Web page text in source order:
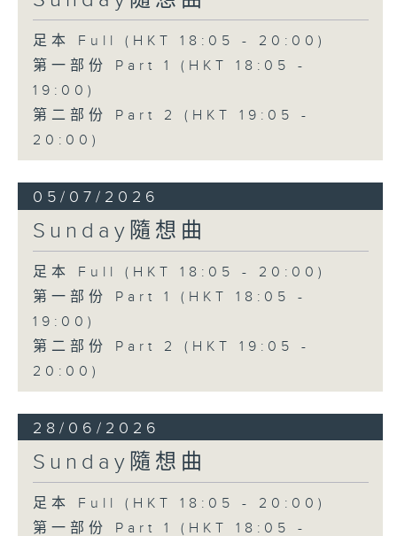
足本 Full (HKT 18:05 - 20:00)
第一部份 Part 1 (HKT 18:05 -
19:00)
第二部份 Part 2 (HKT 19:05 -
20:00)
05/07/2026
Sunday隨想曲
足本 Full (HKT 18:05 - 20:00)
第一部份 Part 1 (HKT 18:05 -
19:00)
第二部份 Part 2 (HKT 19:05 -
20:00)
28/06/2026
Sunday隨想曲
足本 Full (HKT 18:05 - 20:00)
第一部份 Part 1 (HKT 18:05 -